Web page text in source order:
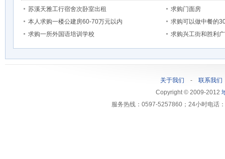
苏溪天雅工行宿舍次卧室出租
求购门面房
本人求购一楼公建房60-70万元以内
求购可以做中餐的
求购一所外国语培训学校
求购兴工街和胜利
关于我们 - 联系我们
Copyright © 2009-2012
服务热线：0597-5257860；24小时电